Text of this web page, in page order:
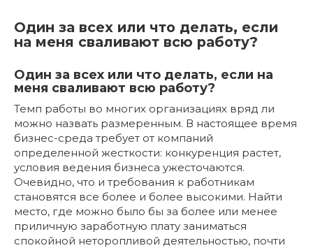
Один за всех или что делать, если
на меня сваливают всю работу?
Один за всех или что делать, если на
меня сваливают всю работу?
Темп работы во многих организациях вряд ли
можно назвать размеренным. В настоящее время
бизнес-среда требует от компаний
определенной жесткости: конкуренция растет,
условия ведения бизнеса ужесточаются.
Очевидно, что и требования к работникам
становятся все более и более высокими. Найти
место, где можно было бы за более или менее
приличную заработную плату заниматься
спокойной неторопливой деятельностью, почти